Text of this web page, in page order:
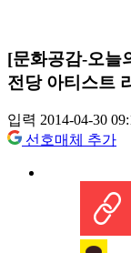
[문화공감-오늘
전당 아티스트
입력 2014-04-30
선호매체 추가